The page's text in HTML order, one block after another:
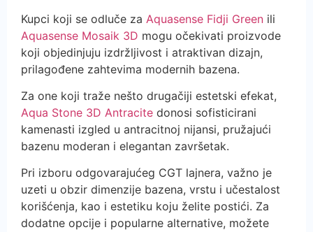
Kupci koji se odluče za Aquasense Fidji Green ili
Aquasense Mosaik 3D mogu očekivati proizvode
koji objedinjuju izdržljivost i atraktivan dizajn,
prilagođene zahtevima modernih bazena.
Za one koji traže nešto drugačiji estetski efekat,
Aqua Stone 3D Antracite donosi sofisticirani
kamenasti izgled u antracitnoj nijansi, pružajući
bazenu moderan i elegantan završetak.
Pri izboru odgovarajućeg CGT lajnera, važno je
uzeti u obzir dimenzije bazena, vrstu i učestalost
korišćenja, kao i estetiku koju želite postići. Za
dodatne opcije i popularne alternative, možete